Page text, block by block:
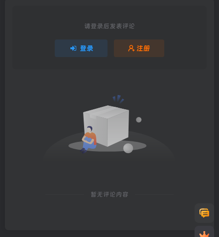
请登录后发表评论
登录 注册
暂无评论内容